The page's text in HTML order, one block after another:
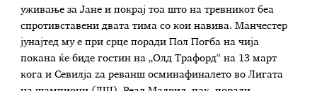
уживање за Јане и покрај тоа што на тревникот беа
спротивставени двата тима со кои навива. Манчестер
јунајтед му е при срце поради Пол Погба на чија
покана ќе биде гостин на „Олд Трафорд“ на 13 март
кога и Севилја za реванш осминафиналето во Лигата